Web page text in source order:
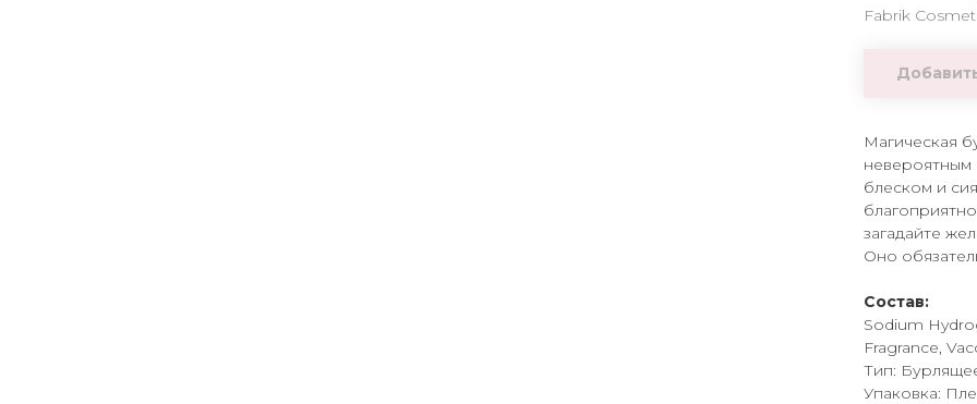
Fabrik
Магическая
блеском и
загадайте
Оно
Состав:
Sodium
Fragrance,
Тип:
Упаковка: